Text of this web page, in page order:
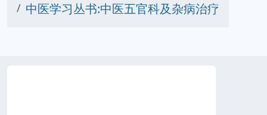
中医学习丛书:中医五官科及杂病治疗